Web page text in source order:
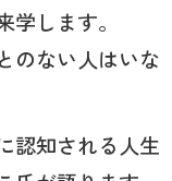
学します。
のない人はいな
認知される人生